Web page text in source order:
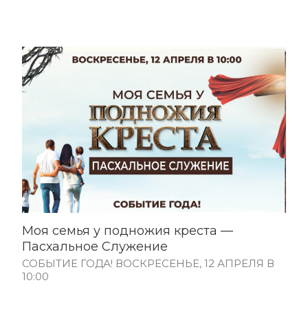
Моя семья у подножия креста —
Пасхальное Служение
СОБЫТИЕ ГОДА! ВОСКРЕСЕНЬЕ, 12 АПРЕЛЯ В
10:00